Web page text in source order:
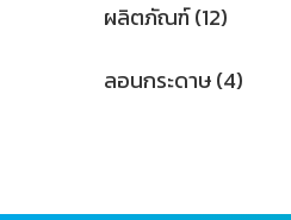
ผลิตภัณฑ์(12)
ลอนกระดาษ(4)